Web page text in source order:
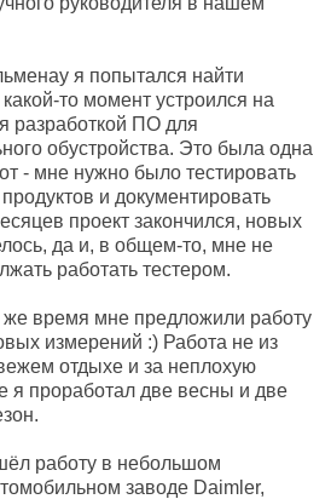
я попытался найти
то момент устроился на
разработкой ПО для
обустройства. Это была одна
- мне нужно было тестировать
и документировать
проект закончился, новых
да и, в общем-то, мне не
работать тестером.
же время мне предложили работу
измерений :) Работа не из
отдыхе и за неплохую
я проработал две весны и две
работу в небольшом
заводе Daimler,